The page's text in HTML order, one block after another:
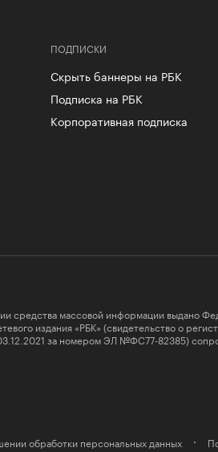
ПОДПИСКИ
Скрыть баннеры на РБК
Подписка на РБК
Корпоративная подписка
средства массовой информации выдано
издания «РБК» (свидетельство о
за номером ЭЛ №ФС77-82385)
обработки персональных данных